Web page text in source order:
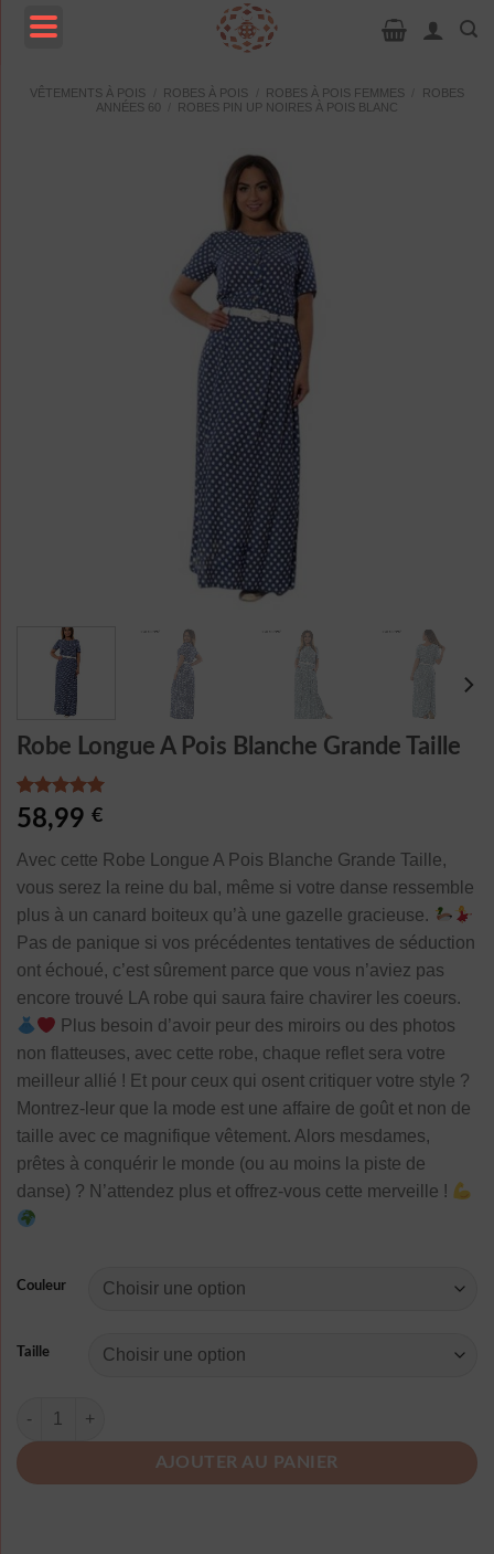
Passer
VÊTEMENTS À POIS ROBES À POIS ROBES À POIS FEMMES
ROBES
ANNÉES 60
ROBES PIN UP NOIRES À POIS BLANC
Robe Longue A Pois Blanche Grande Taille
Noté5.00
sur 5 basé
1
client
58,99 €
Avec cette Robe Longue A Pois Blanche Grande Taille,
vous serez la reine du bal, même si votre danse ressemble
plus à un canard boiteux qu’à une gazelle gracieuse.
Pas de panique si vos précédentes tentatives de séduction
ont échoué, c’est sûrement parce que vous n’aviez pas
encore trouvé LA robe qui saura faire chavirer les coeurs.
Plus besoin d’avoir peur des miroirs ou des photos
non flatteuses, avec cette robe, chaque reflet sera votre
meilleur allié ! Et pour ceux qui osent critiquer votre style ?
Montrez-leur que la mode est une affaire de goût et non de
taille avec ce magnifique vêtement. Alors mesdames,
prêtes à conquérir le monde (ou au moins la piste de
danse) ? N’attendez plus et offrez-vous cette merveille !
Couleur
Taille
quantité de Robe Longue A Pois Blanche Grande Taille
AJOUTER AU PANIER